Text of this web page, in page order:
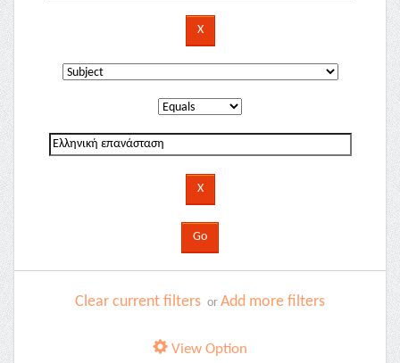
Clear current filters or Add more filters
View Option